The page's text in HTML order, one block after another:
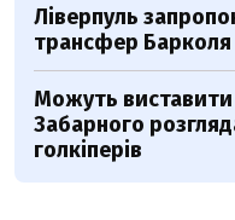
Ліверпуль
трансфер Барколя
Можуть виставити
Забарного
голкіперів